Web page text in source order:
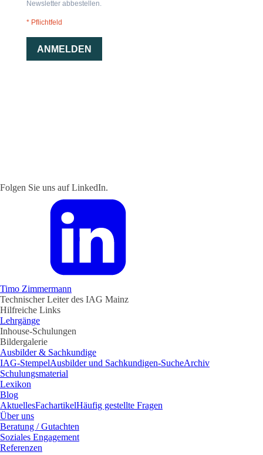
Folgen Sie uns auf LinkedIn.
Timo Zimmermann
Technischer Leiter des IAG Mainz
Hilfreiche Links
Lehrgänge
Inhouse-Schulungen
Bildergalerie
Ausbilder & Sachkundige
IAG-StempelAusbilder und Sachkundigen-SucheArchiv
Schulungsmaterial
Lexikon
Blog
AktuellesFachartikelHäufig gestellte Fragen
Über uns
Beratung / Gutachten
Soziales Engagement
Referenzen